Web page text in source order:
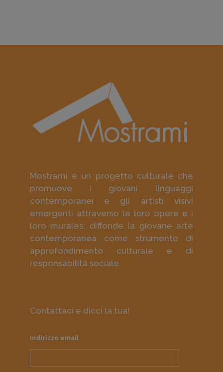
Mostrami è un progetto culturale che
promuove i giovani linguaggi
contemporanei e gli artisti visivi
emergenti attraverso le loro opere e i
loro murales; diffonde la giovane arte
contemporanea come strumento di
approfondimento culturale e di
responsabilità sociale.
Contattaci e dicci la tua!
Indirizzo email